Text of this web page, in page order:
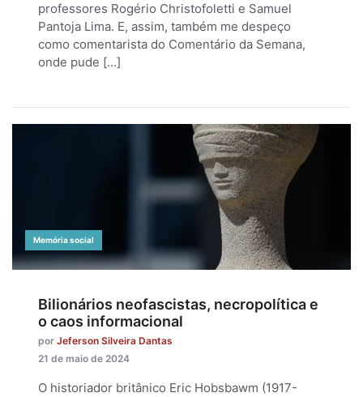
professores Rogério Christofoletti e Samuel
Pantoja Lima. E, assim, também me despeço
como comentarista do Comentário da Semana,
onde pude […]
Memória social
Bilionários neofascistas, necropolítica e
o caos informacional
por Jeferson Silveira Dantas
21 de maio de 2024
O historiador britânico Eric Hobsbawm (1917-